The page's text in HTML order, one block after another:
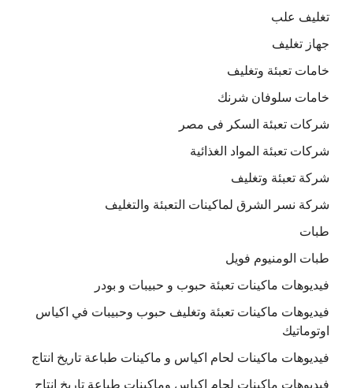
تغليف علب
جهاز تغليف
خامات تعبئة وتغليف
خامات سلوفان شرنك
شركات تعبئة السكر فى مصر
شركات تعبئة المواد الغذائية
شركة تعبئة وتغليف
شركة نسر الشرق لماكينات التعبئة والتغليف
طبات
طبات الومنيوم فويل
فيديوهات ماكينات تعبئة حبوب و حبيبات و بودر
فيديوهات ماكينات تعبئة وتغليف حبوب وحبيبات في اكياس
اوتوماتيك
فيديوهات ماكينات لحام اكياس و ماكينات طباعة تاريخ انتاج
فيديوهات ماكينات لحام اكياس وماكينات طباعة تاريخ انتاج